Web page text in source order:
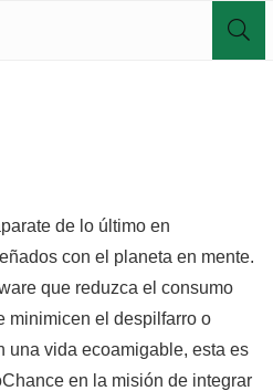
de lo último en
con el planeta en mente.
que reduzca el consumo
minimicen el despilfarro o
una vida ecoamigable, esta es
en la misión de integrar